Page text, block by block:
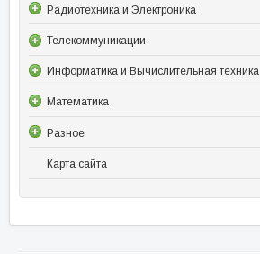
Радиотехника и Электроника
Телекоммуникации
Информатика и Вычислительная техника
Математика
Разное
Карта сайта